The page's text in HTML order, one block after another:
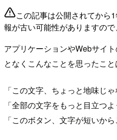
この記事は公開されてから
報が古い可能性がありますので
アプリケーションやWebサイ
となくこんなことを思ったこ
「この文字、ちょっと地味じゃ
「全部の文字をもっと目立つよ
「このボタン、文字が短いか